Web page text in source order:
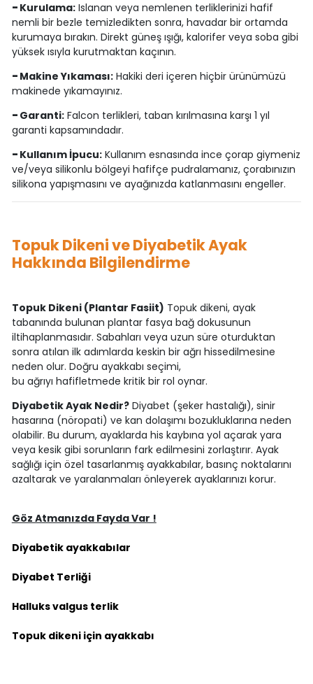
- Kurulama:Islanan veya nemlenen terliklerinizi hafif
nemli bir bezle temizledikten sonra, havadar bir ortamda
kurumaya bırakın. Direkt güneş ışığı, kalorifer veya soba gibi
yüksek ısıyla kurutmaktan kaçının.
- Makine Yıkaması:Hakiki deri içeren hiçbir ürünümüzü
makinede yıkamayınız.
- Garanti:Falcon terlikleri, taban kırılmasına karşı 1 yıl
garanti kapsamındadır.
- Kullanım İpucu:Kullanım esnasında ince çorap giymeniz
ve/veya silikonlu bölgeyi hafifçe pudralamanız, çorabınızın
silikona yapışmasını ve ayağınızda katlanmasını engeller.
Topuk Dikeni ve Diyabetik Ayak
Hakkında Bilgilendirme
Topuk Dikeni (Plantar Fasiit) Topuk dikeni, ayak
tabanında bulunan plantar fasya bağ dokusunun
iltihaplanmasıdır. Sabahları veya uzun süre oturduktan
sonra atılan ilk adımlarda keskin bir ağrı hissedilmesine
neden olur. Doğru ayakkabı seçimi,
bu ağrıyı hafifletmede kritik bir rol oynar.
Diyabetik Ayak Nedir?Diyabet (şeker hastalığı), sinir
hasarına (nöropati) ve kan dolaşımı bozukluklarına neden
olabilir. Bu durum, ayaklarda his kaybına yol açarak yara
veya kesik gibi sorunların fark edilmesini zorlaştırır. Ayak
sağlığı için özel tasarlanmış ayakkabılar, basınç noktalarını
azaltarak ve yaralanmaları önleyerek ayaklarınızı korur.
Göz Atmanızda Fayda Var !
Diyabetik ayakkabılar
Diyabet Terliği
Halluks valgus terlik
Topuk dikeni için ayakkabı